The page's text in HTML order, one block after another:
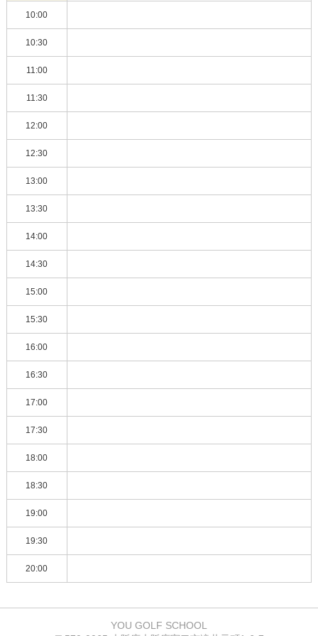
10:00
10:30
11:00
11:30
12:00
12:30
13:00
13:30
14:00
14:30
15:00
15:30
16:00
16:30
17:00
17:30
18:00
18:30
19:00
19:30
20:00
YOU GOLF SCHOOL